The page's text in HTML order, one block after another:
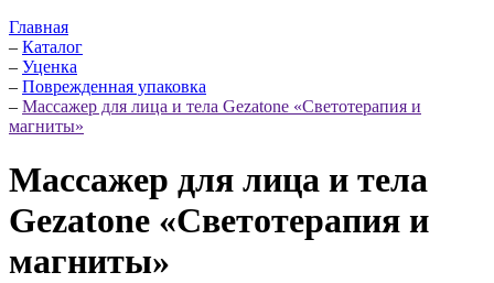
Главная
– Каталог
– Уценка
– Поврежденная упаковка
– Массажер для лица и тела Gezatone «Светотерапия и
магниты»
Массажер для лица и тела
Gezatone «Светотерапия и
магниты»